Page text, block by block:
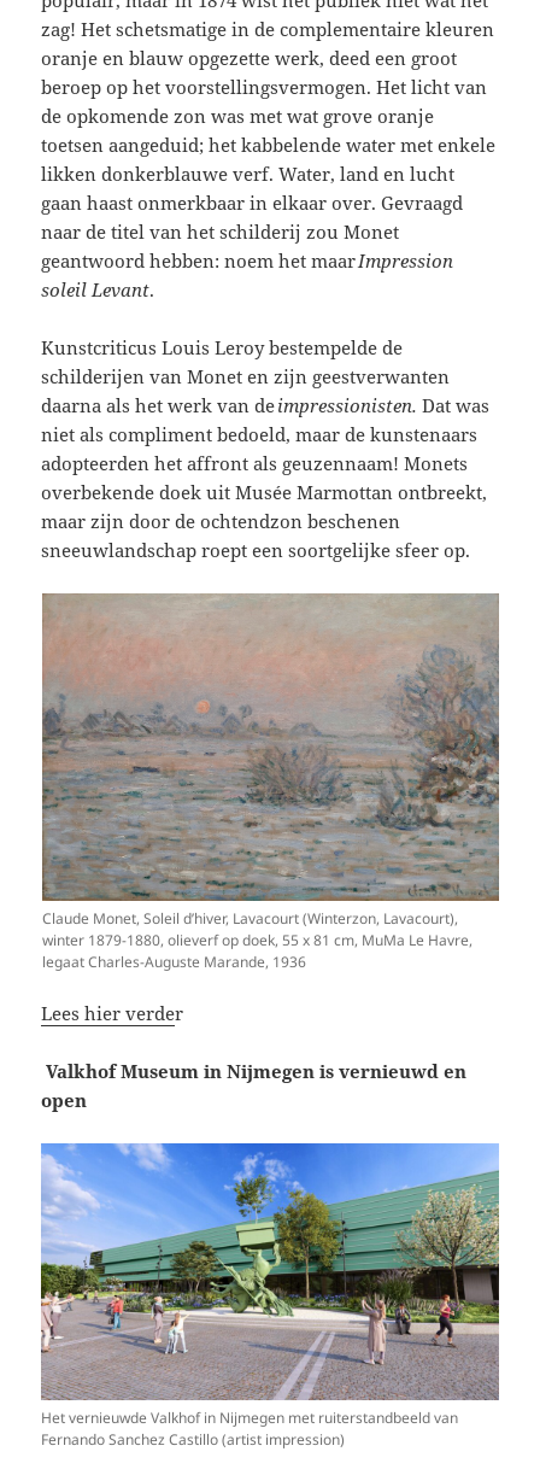
zag! Het schetsmatige in de complementaire kleuren
oranje en blauw opgezette werk, deed een groot
beroep op het voorstellingsvermogen. Het licht van
de opkomende zon was met wat grove oranje
toetsen aangeduid; het kabbelende water met enkele
likken donkerblauwe verf. Water, land en lucht
gaan haast onmerkbaar in elkaar over. Gevraagd
naar de titel van het schilderij zou Monet
geantwoord hebben: noem het maarImpression
soleil Levant.
Kunstcriticus Louis Leroy bestempelde de
schilderijen van Monet en zijn geestverwanten
daarna als het werk van deimpressionisten. Dat was
niet als compliment bedoeld, maar de kunstenaars
adopteerden het affront als geuzennaam! Monets
overbekende doek uit Musée Marmottan ontbreekt,
maar zijn door de ochtendzon beschenen
sneeuwlandschap roept een soortgelijke sfeer op.
Claude Monet, Soleil d’hiver, Lavacourt (Winterzon, Lavacourt),
winter 1879-1880, olieverf op doek, 55 x 81 cm, MuMa Le Havre,
legaat Charles-Auguste Marande, 1936
Lees hier verder
Valkhof Museum in Nijmegen is vernieuwd en
open
Het vernieuwde Valkhof in Nijmegen met ruiterstandbeeld van
Fernando Sanchez Castillo (artist impression)